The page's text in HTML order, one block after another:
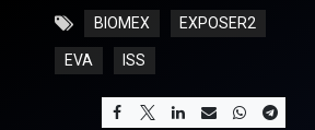
BIOMEX EXPOSER2
EVA ISS